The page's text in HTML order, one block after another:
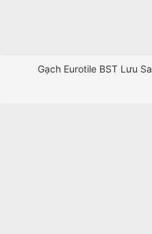
Gạch Eurotile BST Lưu Sa